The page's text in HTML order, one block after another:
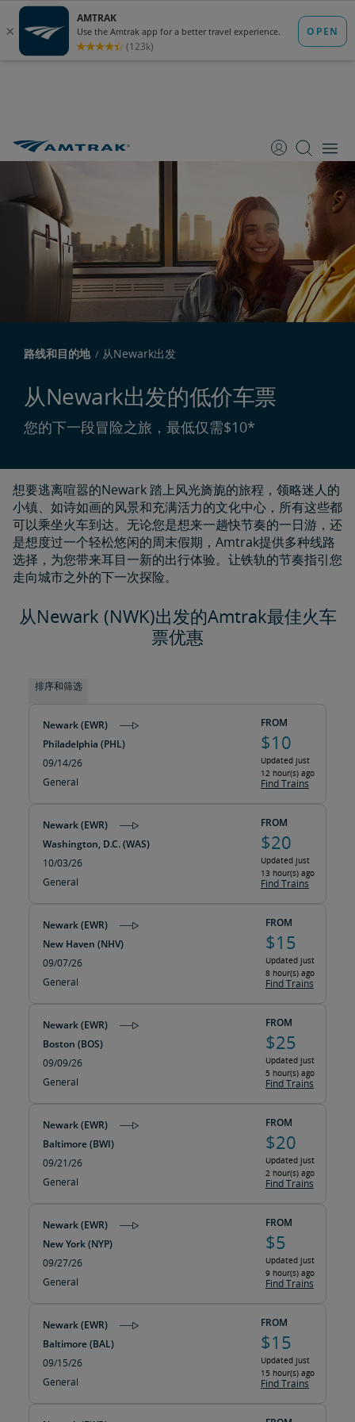
至
至
至
路线和目的地 从Newark出发
从Newark出发的低价车票
您的下一段冒险之旅，最低仅需$10*
想要逃离喧嚣的Newark 踏上风光旖旎的旅程，领略迷人的
小镇、如诗如画的风景和充满活力的文化中心，所有这些都
可以乘坐火车到达。无论您是想来一趟快节奏的一日游，还
是想度过一个轻松悠闲的周末假期，Amtrak提供多种线路
选择，为您带来耳目一新的出行体验。让铁轨的节奏指引您
走向城市之外的下一次探险。
从Newark (NWK)出发的Amtrak最佳火车
票优惠
排序和筛选
Newark (EWR)
Philadelphia (PHL)
09/14/26
General
FROM
$10
Updated just
12 hour(s) ago
Find Trains
Newark (EWR)
Washington, D.C. (WAS)
10/03/26
General
FROM
$20
Updated just
13 hour(s) ago
Find Trains
Newark (EWR)
New Haven (NHV)
09/07/26
General
FROM
$15
Updated just
8 hour(s) ago
Find Trains
Newark (EWR)
Boston (BOS)
09/09/26
General
FROM
$25
Updated just
5 hour(s) ago
Find Trains
Newark (EWR)
Baltimore (BWI)
09/21/26
General
FROM
$20
Updated just
2 hour(s) ago
Find Trains
Newark (EWR)
New York (NYP)
09/27/26
General
FROM
$5
Updated just
9 hour(s) ago
Find Trains
Newark (EWR)
Baltimore (BAL)
09/15/26
General
FROM
$15
Updated just
15 hour(s) ago
Find Trains